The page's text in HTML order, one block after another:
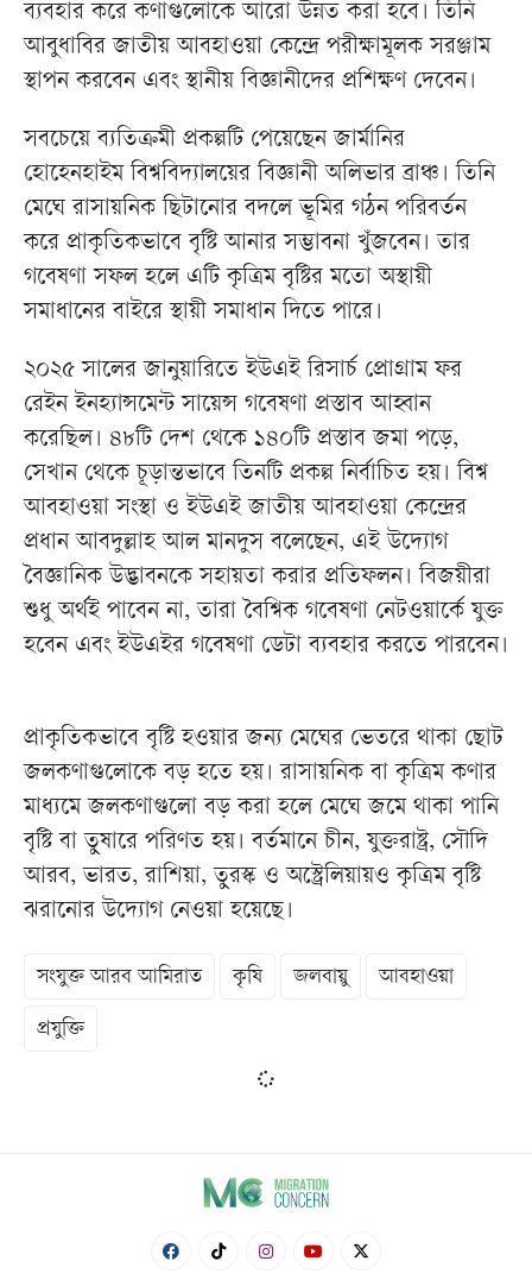
ব্যবহার করে কণাগুলোকে আরো উন্নত করা হবে। তিনি
আবুধাবির জাতীয় আবহাওয়া কেন্দ্রে পরীক্ষামূলক সরঞ্জাম
স্থাপন করবেন এবং স্থানীয় বিজ্ঞানীদের প্রশিক্ষণ দেবেন।
সবচেয়ে ব্যতিক্রমী প্রকল্পটি পেয়েছেন জার্মানির
হোহেনহাইম বিশ্ববিদ্যালয়ের বিজ্ঞানী অলিভার ব্রাঞ্চ। তিনি
মেঘে রাসায়নিক ছিটানোর বদলে ভূমির গঠন পরিবর্তন
করে প্রাকৃতিকভাবে বৃষ্টি আনার সম্ভাবনা খুঁজবেন। তার
গবেষণা সফল হলে এটি কৃত্রিম বৃষ্টির মতো অস্থায়ী
সমাধানের বাইরে স্থায়ী সমাধান দিতে পারে।
২০২৫ সালের জানুয়ারিতে ইউএই রিসার্চ প্রোগ্রাম ফর
রেইন ইনহ্যান্সমেন্ট সায়েন্স গবেষণা প্রস্তাব আহ্বান
করেছিল। ৪৮টি দেশ থেকে ১৪০টি প্রস্তাব জমা পড়ে,
সেখান থেকে চূড়ান্তভাবে তিনটি প্রকল্প নির্বাচিত হয়। বিশ্ব
আবহাওয়া সংস্থা ও ইউএই জাতীয় আবহাওয়া কেন্দ্রের
প্রধান আবদুল্লাহ আল মানদুস বলেছেন, এই উদ্যোগ
বৈজ্ঞানিক উদ্ভাবনকে সহায়তা করার প্রতিফলন। বিজয়ীরা
শুধু অর্থই পাবেন না, তারা বৈশ্বিক গবেষণা নেটওয়ার্কে যুক্ত
হবেন এবং ইউএইর গবেষণা ডেটা ব্যবহার করতে পারবেন।
প্রাকৃতিকভাবে বৃষ্টি হওয়ার জন্য মেঘের ভেতরে থাকা ছোট
জলকণাগুলোকে বড় হতে হয়। রাসায়নিক বা কৃত্রিম কণার
মাধ্যমে জলকণাগুলো বড় করা হলে মেঘে জমে থাকা পানি
বৃষ্টি বা তুষারে পরিণত হয়। বর্তমানে চীন, যুক্তরাষ্ট্র, সৌদি
আরব, ভারত, রাশিয়া, তুরস্ক ও অস্ট্রেলিয়ায়ও কৃত্রিম বৃষ্টি
ঝরানোর উদ্যোগ নেওয়া হয়েছে।
সংযুক্ত আরব আমিরাত কৃষি জলবায়ু আবহাওয়া
প্রযুক্তি